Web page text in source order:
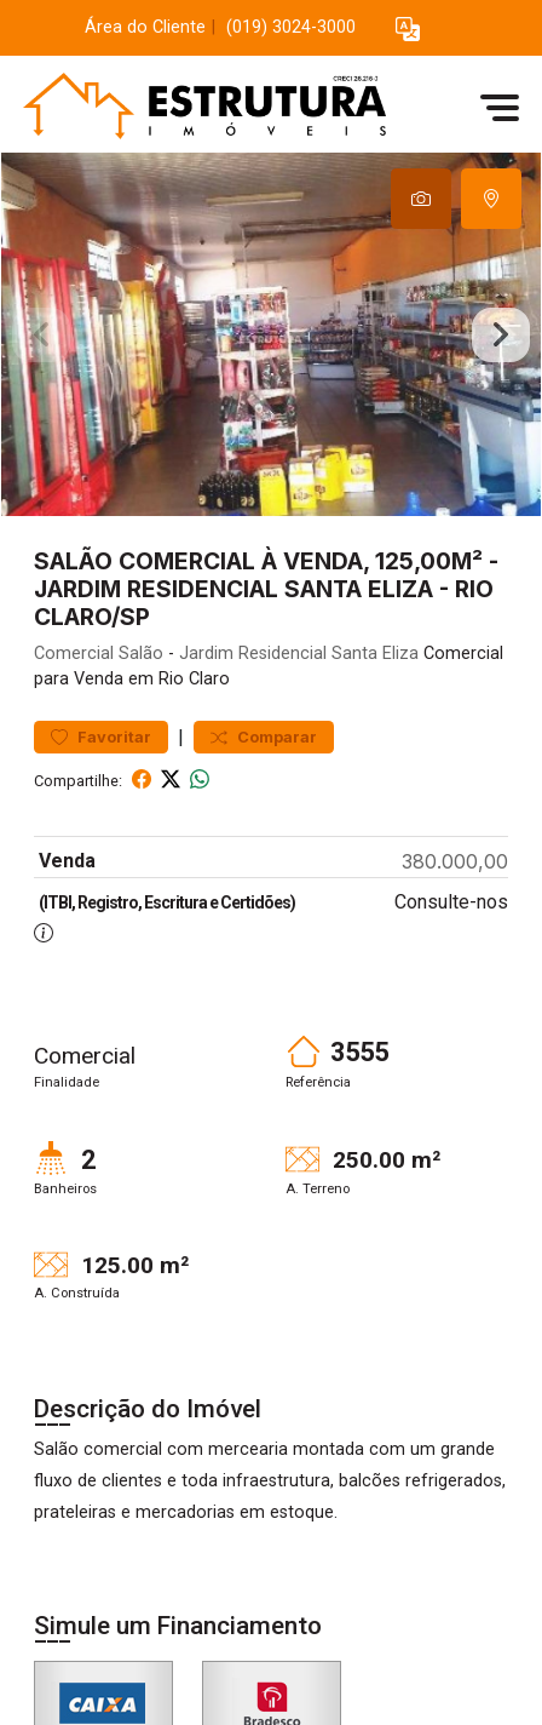
Área do Cliente (019) 3024-3000
SALÃO COMERCIAL À VENDA, 125,00M² -
JARDIM RESIDENCIAL SANTA ELIZA - RIO
CLARO/SP
Comercial Salão - Jardim Residencial Santa Eliza Comercial
para Venda em Rio Claro
Favoritar | Comparar
Compartilhe:
Venda 380.000,00
(ITBI, Registro, Escritura e Certidões) Consulte-nos
Comercial
Finalidade
3555
Referência
2
Banheiros
250.00 m²
A. Terreno
125.00 m²
A. Construída
Descrição do Imóvel
Salão comercial com mercearia montada com um grande
fluxo de clientes e toda infraestrutura, balcões refrigerados,
prateleiras e mercadorias em estoque.
Simule um Financiamento